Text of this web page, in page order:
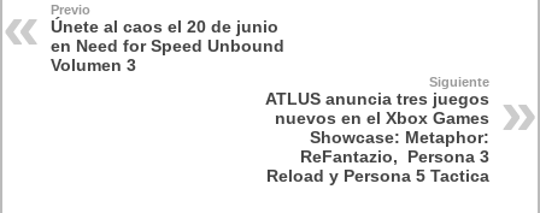
Previo
Únete al caos el 20 de junio
en Need for Speed Unbound
Volumen 3
Siguiente
ATLUS anuncia tres juegos
nuevos en el Xbox Games
Showcase: Metaphor:
ReFantazio, Persona 3
Reload y Persona 5 Tactica